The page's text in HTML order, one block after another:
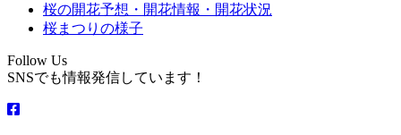
桜の開花予想・開花情報・開花状況
桜まつりの様子
Follow Us
SNSでも情報発信しています！